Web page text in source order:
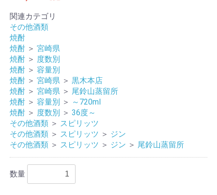
関連カテゴリ
その他酒類
焼酎
焼酎 ＞ 宮崎県
焼酎 ＞ 度数別
焼酎 ＞ 容量別
焼酎 ＞ 宮崎県 ＞ 黒木本店
焼酎 ＞ 宮崎県 ＞ 尾鈴山蒸留所
焼酎 ＞ 容量別 ＞ ～720ml
焼酎 ＞ 度数別 ＞ 36度～
その他酒類 ＞ スピリッツ
その他酒類 ＞ スピリッツ ＞ ジン
その他酒類 ＞ スピリッツ ＞ ジン ＞ 尾鈴山蒸留所
数量